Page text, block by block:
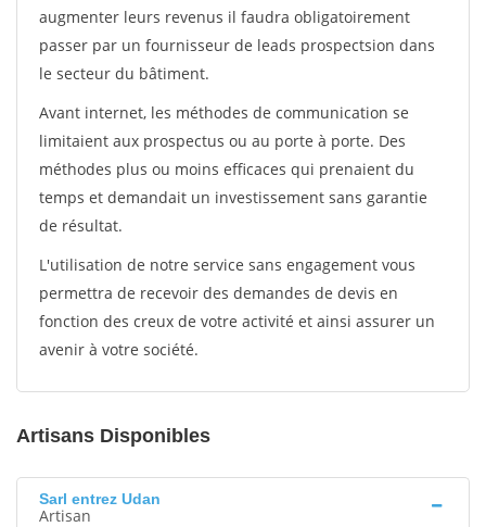
augmenter leurs revenus il faudra obligatoirement
passer par un fournisseur de leads prospectsion dans
le secteur du bâtiment.
Avant internet, les méthodes de communication se
limitaient aux prospectus ou au porte à porte. Des
méthodes plus ou moins efficaces qui prenaient du
temps et demandait un investissement sans garantie
de résultat.
L'utilisation de notre service sans engagement vous
permettra de recevoir des demandes de devis en
fonction des creux de votre activité et ainsi assurer un
avenir à votre société.
Artisans Disponibles
Sarl entrez Udan
Artisan